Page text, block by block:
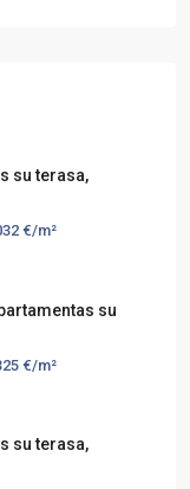
su terasa,
€/m²
su
€/m²
su terasa,